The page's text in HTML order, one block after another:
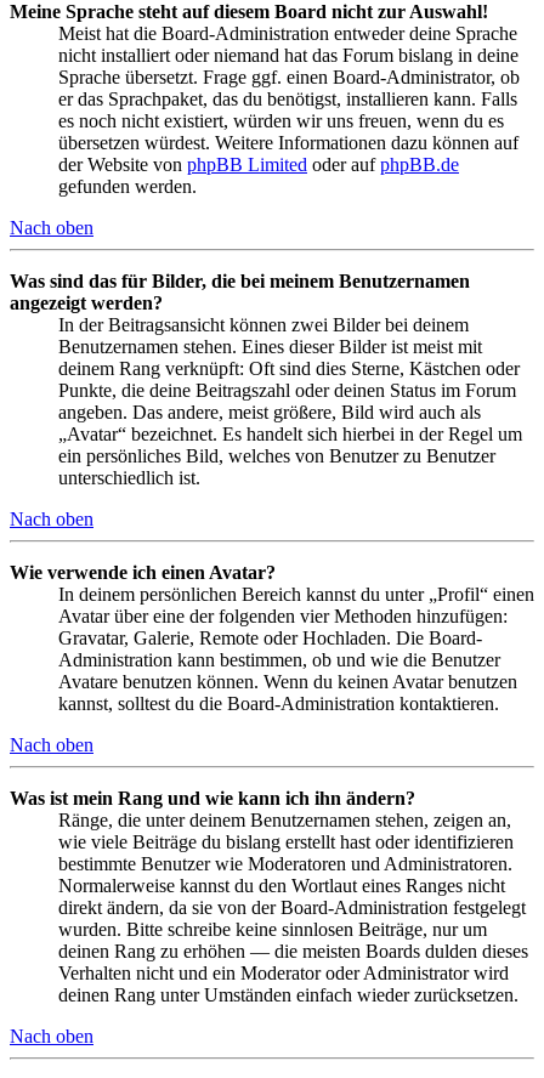
Meine Sprache steht auf diesem Board nicht zur Auswahl!
Meist hat die Board-Administration entweder deine Sprache
nicht installiert oder niemand hat das Forum bislang in deine
Sprache übersetzt. Frage ggf. einen Board-Administrator, ob
er das Sprachpaket, das du benötigst, installieren kann. Falls
es noch nicht existiert, würden wir uns freuen, wenn du es
übersetzen würdest. Weitere Informationen dazu können auf
der Website von phpBB Limited oder aufphpBB.de
gefunden werden.
Nach oben
Was sind das für Bilder, die bei meinem Benutzernamen
angezeigt werden?
In der Beitragsansicht können zwei Bilder bei deinem
Benutzernamen stehen. Eines dieser Bilder ist meist mit
deinem Rang verknüpft: Oft sind dies Sterne, Kästchen oder
Punkte, die deine Beitragszahl oder deinen Status im Forum
angeben. Das andere, meist größere, Bild wird auch als
„Avatar“ bezeichnet. Es handelt sich hierbei in der Regel um
ein persönliches Bild, welches von Benutzer zu Benutzer
unterschiedlich ist.
Nach oben
Wie verwende ich einen Avatar?
In deinem persönlichen Bereich kannst du unter „Profil“ einen
Avatar über eine der folgenden vier Methoden hinzufügen:
Gravatar, Galerie, Remote oder Hochladen. Die Board-
Administration kann bestimmen, ob und wie die Benutzer
Avatare benutzen können. Wenn du keinen Avatar benutzen
kannst, solltest du die Board-Administration kontaktieren.
Nach oben
Was ist mein Rang und wie kann ich ihn ändern?
Ränge, die unter deinem Benutzernamen stehen, zeigen an,
wie viele Beiträge du bislang erstellt hast oder identifizieren
bestimmte Benutzer wie Moderatoren und Administratoren.
Normalerweise kannst du den Wortlaut eines Ranges nicht
direkt ändern, da sie von der Board-Administration festgelegt
wurden. Bitte schreibe keine sinnlosen Beiträge, nur um
deinen Rang zu erhöhen — die meisten Boards dulden dieses
Verhalten nicht und ein Moderator oder Administrator wird
deinen Rang unter Umständen einfach wieder zurücksetzen.
Nach oben